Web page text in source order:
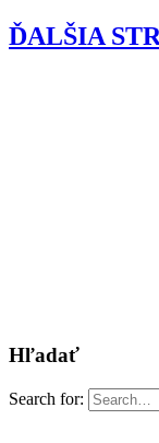
ĎALŠIA
Hľadať
Search for: